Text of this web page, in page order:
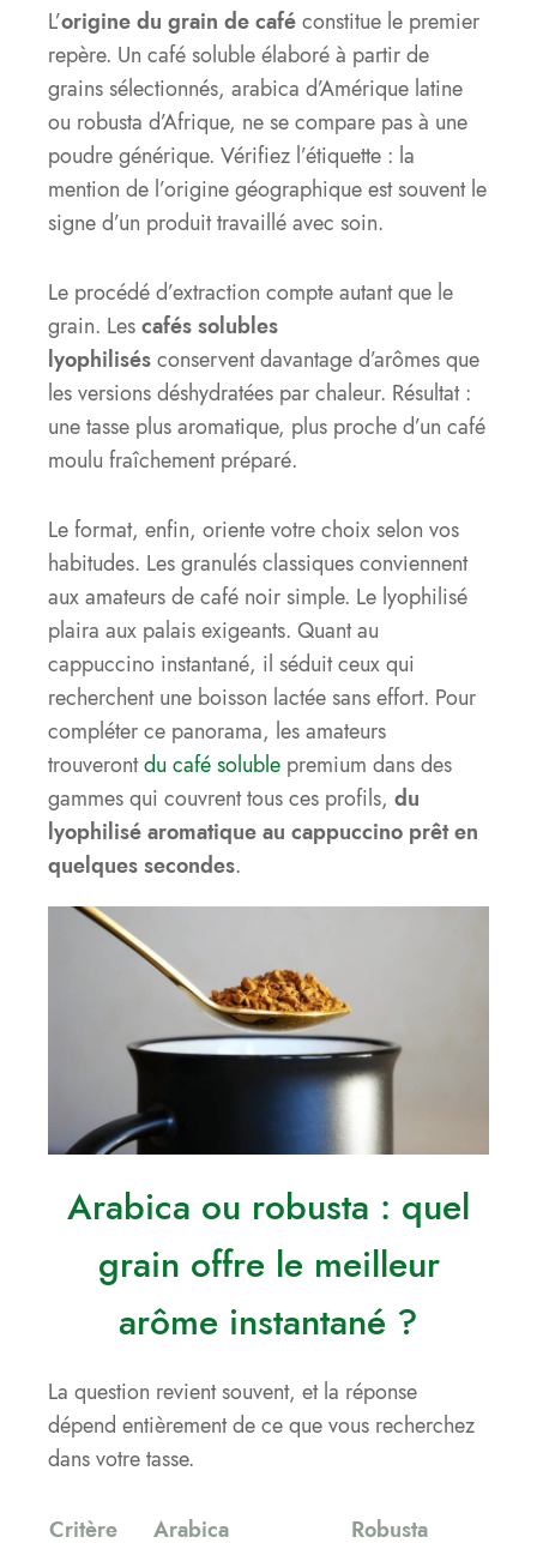
L’origine du grain de caféconstitue le premier
repère. Un café soluble élaboré à partir de
grains sélectionnés, arabica d’Amérique latine
ou robusta d’Afrique, ne se compare pas à une
poudre générique. Vérifiez l’étiquette : la
mention de l’origine géographique est souvent le
signe d’un produit travaillé avec soin.
Le procédé d’extraction compte autant que le
grain. Lescafés solubles
lyophilisésconservent davantage d’arômes que
les versions déshydratées par chaleur. Résultat :
une tasse plus aromatique, plus proche d’un café
moulu fraîchement préparé.
Le format, enfin, oriente votre choix selon vos
habitudes. Les granulés classiques conviennent
aux amateurs de café noir simple. Le lyophilisé
plaira aux palais exigeants. Quant au
cappuccino instantané, il séduit ceux qui
recherchent une boisson lactée sans effort. Pour
compléter ce panorama, les amateurs
trouverontdu café soluble premium dans des
gammes qui couvrent tous ces profils, du
lyophilisé aromatique au cappuccino prêt en
quelques secondes.
Arabica ou robusta : quel
grain offre le meilleur
arôme instantané ?
La question revient souvent, et la réponse
dépend entièrement de ce que vous recherchez
dans votre tasse.
Critère Arabica Robusta